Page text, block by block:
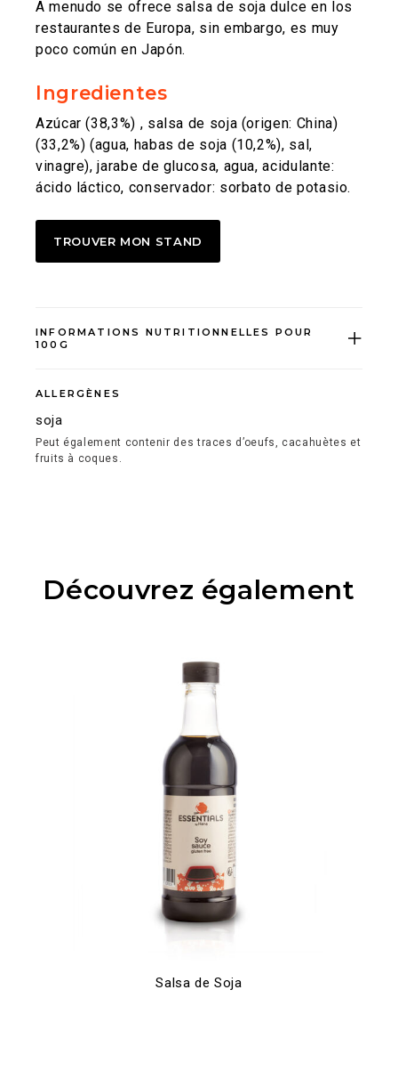
A menudo se ofrece salsa de soja dulce en los
restaurantes de Europa, sin embargo, es muy
poco común en Japón.
Ingredientes
Azúcar (38,3%) , salsa de soja (origen: China)
(33,2%) (agua, habas de soja (10,2%), sal,
vinagre), jarabe de glucosa, agua, acidulante:
ácido láctico, conservador: sorbato de potasio.
TROUVER MON STAND
INFORMATIONS NUTRITIONNELLES POUR
100G
ALLERGÈNES
soja
Peut également contenir des traces d’oeufs, cacahuètes et
fruits à coques.
Découvrez également
Salsa de Soja